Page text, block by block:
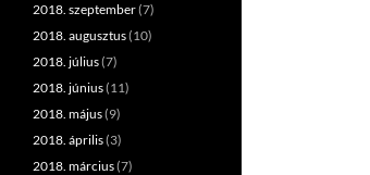
2018. szeptember(7)
2018. augusztus(10)
2018. július(7)
2018. június(11)
2018. május(9)
2018. április(3)
2018. március(7)